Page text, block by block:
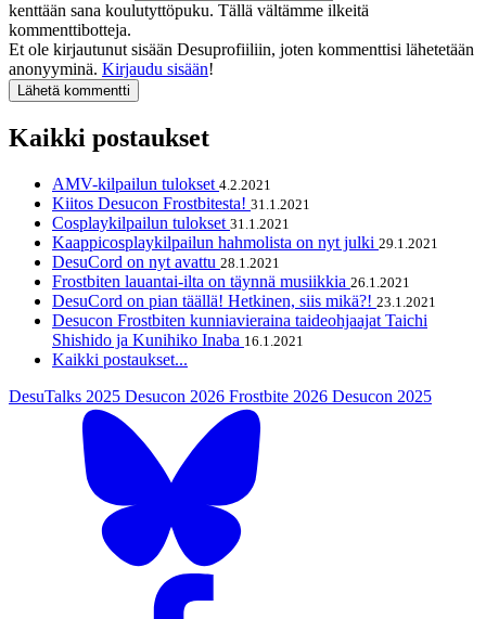
kenttään sana koulutyttöpuku. Tällä vältämme ilkeitä
kommenttibotteja.
Et ole kirjautunut sisään Desuprofiiliin, joten kommenttisi lähetetään
anonyyminä. Kirjaudu sisään!
Kaikki postaukset
AMV-kilpailun tulokset 4.2.2021
Kiitos Desucon Frostbitesta! 31.1.2021
Cosplaykilpailun tulokset 31.1.2021
Kaappicosplaykilpailun hahmolista on nyt julki 29.1.2021
DesuCord on nyt avattu 28.1.2021
Frostbiten lauantai-ilta on täynnä musiikkia 26.1.2021
DesuCord on pian täällä! Hetkinen, siis mikä?! 23.1.2021
Desucon Frostbiten kunniavieraina taideohjaajat Taichi
Shishido ja Kunihiko Inaba 16.1.2021
Kaikki postaukset...
DesuTalks 2025 Desucon 2026 Frostbite 2026 Desucon 2025